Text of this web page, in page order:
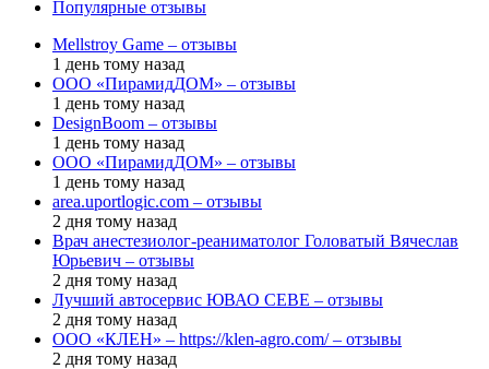
Популярные отзывы
Mellstroy Game – отзывы
1 день тому назад
ООО «ПирамидДОМ» – отзывы
1 день тому назад
DesignBoom – отзывы
1 день тому назад
ООО «ПирамидДОМ» – отзывы
1 день тому назад
area.uportlogic.com – отзывы
2 дня тому назад
Врач анестезиолог-реаниматолог Головатый Вячеслав
Юрьевич – отзывы
2 дня тому назад
Лучший автосервис ЮВАО CEBE – отзывы
2 дня тому назад
ООО «КЛЕН» – https://klen-agro.com/ – отзывы
2 дня тому назад